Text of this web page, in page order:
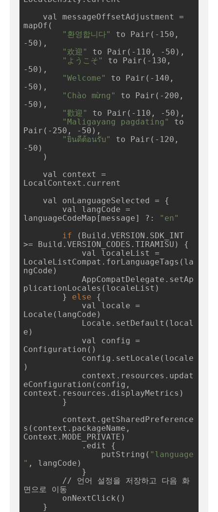
val messageOffsetAdjustment =
mapOf(
"환영합니다"
to Pair(-150,
-50),
"欢迎"
to Pair(-110, -50),
"ようこそ"
to Pair(-130,
-50),
"Welcome"
to Pair(-140,
-50),
"Chào mừng"
to Pair(-200,
-50),
"歡迎"
to Pair(-110, -50),
"Maligayang pagdating"
to
Pair(-250, -50),
"ยินดีต้อนรับ"
to Pair(-120,
-50)
)
val context =
LocalContext.current
val onLanguageSelected = {
val langCode =
languageCodeMap[message] ?:
"en"
if (Build.VERSION.SDK_INT
>= Build.VERSION_CODES.TIRAMISU) {
val localeList =
LocaleListCompat.forLanguageTags(la
ngCode)
AppCompatDelegate.setAp
plicationLocales(localeList)
} else {
val locale =
Locale(langCode)
Locale.setDefault(local
e)
val config =
Configuration()
config.setLocale(locale
)
context.resources.updat
eConfiguration(config,
context.resources.displayMetrics)
}
context.getSharedPreference
s(context.packageName,
Context.MODE_PRIVATE)
.edit {
putString( "language
" , langCode)
}
// 언어 설정을 저장하고 다음 화
면으로 이동
onNextClick()
}